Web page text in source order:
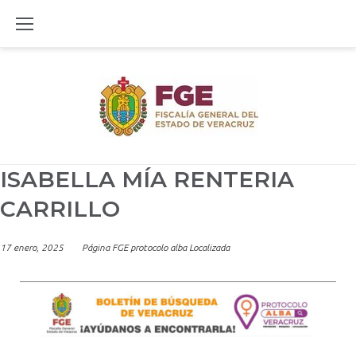
ISABELLA MÍA RENTERIA
CARRILLO
17 enero, 2025 Página FGE protocolo alba Localizada